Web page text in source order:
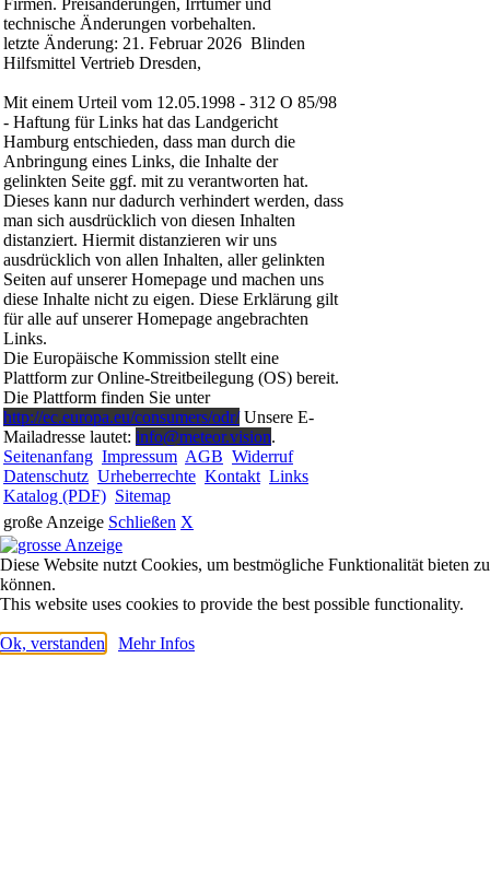
Firmen. Preisänderungen, Irrtümer und
technische Änderungen vorbehalten.
letzte Änderung: 21. Februar 2026 Blinden
Hilfsmittel Vertrieb Dresden,
Mit einem Urteil vom 12.05.1998 - 312 O 85/98
- Haftung für Links hat das Landgericht
Hamburg entschieden, dass man durch die
Anbringung eines Links, die Inhalte der
gelinkten Seite ggf. mit zu verantworten hat.
Dieses kann nur dadurch verhindert werden, dass
man sich ausdrücklich von diesen Inhalten
distanziert. Hiermit distanzieren wir uns
ausdrücklich von allen Inhalten, aller gelinkten
Seiten auf unserer Homepage und machen uns
diese Inhalte nicht zu eigen. Diese Erklärung gilt
für alle auf unserer Homepage angebrachten
Links.
Die Europäische Kommission stellt eine
Plattform zur Online-Streitbeilegung (OS) bereit.
Die Plattform finden Sie unter
http://ec.europa.eu/consumers/odr/Unsere E-
Mailadresse lautet: info@meteor.vision.
Seitenanfang Impressum AGB Widerruf
Datenschutz Urheberrechte Kontakt Links
Katalog (PDF) Sitemap
große Anzeige Schließen X
Diese Website nutzt Cookies, um bestmögliche Funktionalität bieten zu
können.
This website uses cookies to provide the best possible functionality.
Ok, verstanden Mehr Infos